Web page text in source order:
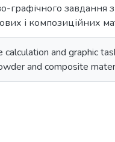
завдання
і композиційних
and graphic
and composite